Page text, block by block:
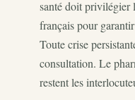
santé doit privilégier
français pour
Toute crise
consultation. Le
restent les